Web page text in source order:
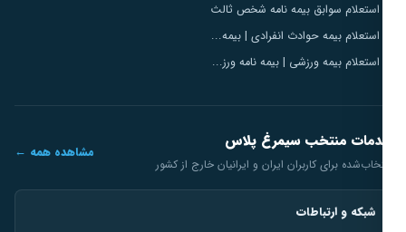
استعلام سوابق بیمه نامه شخص ثالث
استعلام بیمه حوادث انفرادی | بیمه...
استعلام بیمه ورزشی | بیمه نامه ورز...
منتخب سیمرغ پلاس
برای کاربران ایران و ایرانیان خارج از کشور
مشاهده همه ←
شبکه و ارتباطات